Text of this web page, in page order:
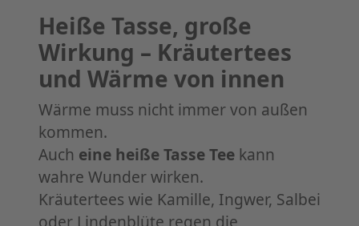
Heiße Tasse, große
Wirkung – Kräutertees
und Wärme von innen
Wärme muss nicht immer von außen
kommen.
Auch eine heiße Tasse Tee kann
wahre Wunder wirken.
Kräutertees wie Kamille, Ingwer, Salbei
oder Lindenblüte regen die